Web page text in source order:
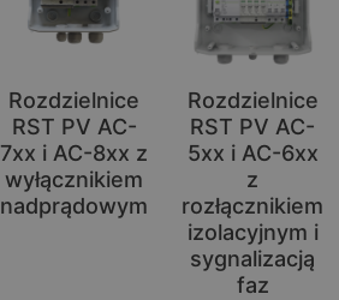
Rozdzielnice
RST PV AC-
7xx i AC-8xx z
wyłącznikiem
nadprądowym
Rozdzielnice
RST PV AC-
5xx i AC-6xx
z
rozłącznikiem
izolacyjnym i
sygnalizacją
faz